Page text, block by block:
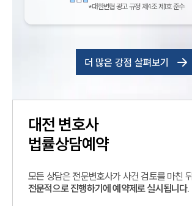
*대한변협 광고 규정 제4조 제1호 준수
더 많은 강점 살펴보기
대전 변호사
법률상담예약
모든 상담은 전문변호사가 사건 검토를 마친 뒤
전문적으로 진행하기에 예약제로 실시됩니다.